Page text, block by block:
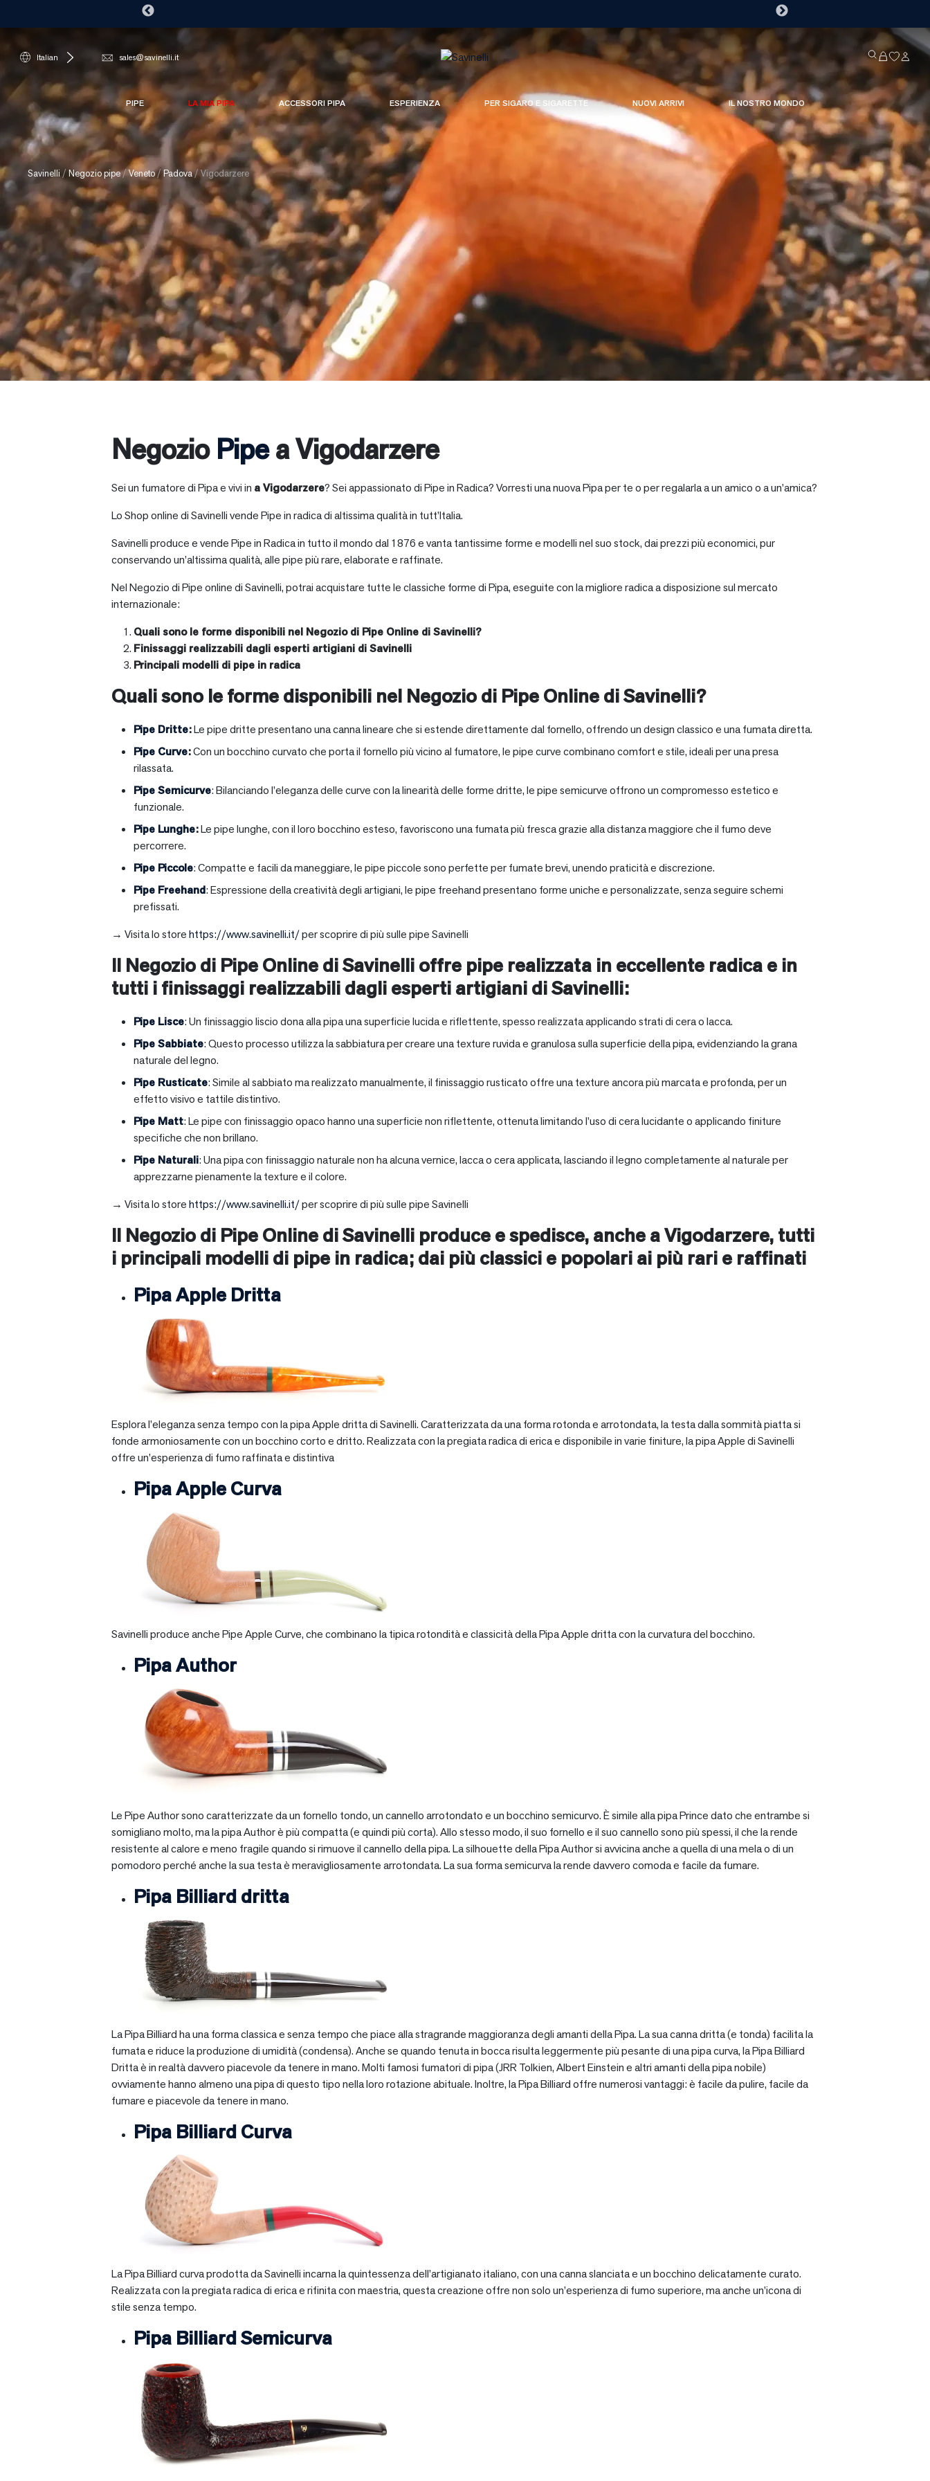
Italian sales@savinelli.it
PIPE LA MIA PIPA ACCESSORI PIPA ESPERIENZA PER SIGARO E SIGARETTE NUOVI ARRIVI IL NOSTRO MONDO
Savinelli / Negozio pipe/Veneto/Padova/Vigodarzere
Negozio Pipea Vigodarzere
Sei un fumatore di Pipa e vivi in aVigodarzere? Sei appassionato di Pipe in Radica? Vorresti una nuova Pipa per te o per regalarla a un amico o a un’amica?
Lo Shop online di Savinelli vende Pipe in radica di altissima qualità in tutt’Italia.
Savinelli produce e vende Pipe in Radica in tutto il mondo dal 1876 e vanta tantissime forme e modelli nel suo stock, dai prezzi più economici, pur
conservando un’altissima qualità, alle pipe più rare, elaborate e raffinate.
Nel Negozio di Pipe online di Savinelli, potrai acquistare tutte le classiche forme di Pipa, eseguite con la migliore radica a disposizione sul mercato
internazionale:
Quali sono le forme disponibili nel Negozio di Pipe Online di Savinelli?
Finissaggi realizzabili dagli esperti artigiani di Savinelli
Principali modelli di pipe in radica
Quali sono le forme disponibili nel Negozio di Pipe Online di Savinelli?
Pipe Dritte:Le pipe dritte presentano una canna lineare che si estende direttamente dal fornello, offrendo un design classico e una fumata diretta.
Pipe Curve:Con un bocchino curvato che porta il fornello più vicino al fumatore, le pipe curve combinano comfort e stile, ideali per una presa
rilassata.
Pipe Semicurve: Bilanciando l’eleganza delle curve con la linearità delle forme dritte, le pipe semicurve offrono un compromesso estetico e
funzionale.
Pipe Lunghe:Le pipe lunghe, con il loro bocchino esteso, favoriscono una fumata più fresca grazie alla distanza maggiore che il fumo deve
percorrere.
Pipe Piccole: Compatte e facili da maneggiare, le pipe piccole sono perfette per fumate brevi, unendo praticità e discrezione.
Pipe Freehand: Espressione della creatività degli artigiani, le pipe freehand presentano forme uniche e personalizzate, senza seguire schemi
prefissati.
→ Visita lo storehttps://www.savinelli.it/per scoprire di più sulle pipe Savinelli
Il Negozio di Pipe Online di Savinelli offre pipe realizzata in eccellente radica e in
tutti i finissaggi realizzabili dagli esperti artigiani di Savinelli:
Pipe Lisce: Un finissaggio liscio dona alla pipa una superficie lucida e riflettente, spesso realizzata applicando strati di cera o lacca.
Pipe Sabbiate: Questo processo utilizza la sabbiatura per creare una texture ruvida e granulosa sulla superficie della pipa, evidenziando la grana
naturale del legno.
Pipe Rusticate: Simile al sabbiato ma realizzato manualmente, il finissaggio rusticato offre una texture ancora più marcata e profonda, per un
effetto visivo e tattile distintivo.
Pipe Matt: Le pipe con finissaggio opaco hanno una superficie non riflettente, ottenuta limitando l’uso di cera lucidante o applicando finiture
specifiche che non brillano.
Pipe Naturali: Una pipa con finissaggio naturale non ha alcuna vernice, lacca o cera applicata, lasciando il legno completamente al naturale per
apprezzarne pienamente la texture e il colore.
→ Visita lo storehttps://www.savinelli.it/per scoprire di più sulle pipe Savinelli
Il Negozio di Pipe Online di Savinelli produce e spedisce, anche aVigodarzere, tutti
i principali modelli di pipe in radica; dai più classici e popolari ai più rari e raffinati
Pipa Apple Dritta
Esplora l’eleganza senza tempo con la pipa Apple dritta di Savinelli. Caratterizzata da una forma rotonda e arrotondata, la testa dalla sommità piatta si
fonde armoniosamente con un bocchino corto e dritto. Realizzata con la pregiata radica di erica e disponibile in varie finiture, la pipa Apple di Savinelli
offre un’esperienza di fumo raffinata e distintiva
Pipa Apple Curva
Savinelli produce anche Pipe Apple Curve, che combinano la tipica rotondità e classicità della Pipa Apple dritta con la curvatura del bocchino.
Pipa Author
Le Pipe Author sono caratterizzate da un fornello tondo, un cannello arrotondato e un bocchino semicurvo. È simile alla pipa Prince dato che entrambe si
somigliano molto, ma la pipa Author è più compatta (e quindi più corta). Allo stesso modo, il suo fornello e il suo cannello sono più spessi, il che la rende
resistente al calore e meno fragile quando si rimuove il cannello della pipa. La silhouette della Pipa Author si avvicina anche a quella di una mela o di un
pomodoro perché anche la sua testa è meravigliosamente arrotondata. La sua forma semicurva la rende davvero comoda e facile da fumare.
Pipa Billiard dritta
La Pipa Billiard ha una forma classica e senza tempo che piace alla stragrande maggioranza degli amanti della Pipa. La sua canna dritta (e tonda) facilita la
fumata e riduce la produzione di umidità (condensa). Anche se quando tenuta in bocca risulta leggermente più pesante di una pipa curva, la Pipa Billiard
Dritta è in realtà davvero piacevole da tenere in mano. Molti famosi fumatori di pipa (JRR Tolkien, Albert Einstein e altri amanti della pipa nobile)
ovviamente hanno almeno una pipa di questo tipo nella loro rotazione abituale. Inoltre, la Pipa Billiard offre numerosi vantaggi: è facile da pulire, facile da
fumare e piacevole da tenere in mano.
Pipa Billiard Curva
La Pipa Billiard curva prodotta da Savinelli incarna la quintessenza dell’artigianato italiano, con una canna slanciata e un bocchino delicatamente curato.
Realizzata con la pregiata radica di erica e rifinita con maestria, questa creazione offre non solo un’esperienza di fumo superiore, ma anche un’icona di
stile senza tempo.
Pipa Billiard Semicurva